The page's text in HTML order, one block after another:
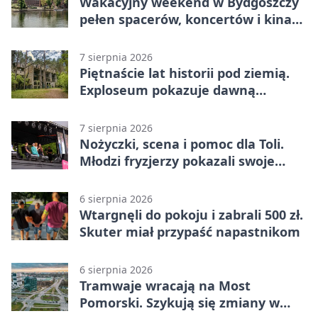
pełen spacerów, koncertów i kina
7 sierpnia 2026
Piętnaście lat historii pod ziemią.
Exploseum pokazuje dawną
7 sierpnia 2026
Nożyczki, scena i pomoc dla Toli.
Młodzi fryzjerzy pokazali swoje
6 sierpnia 2026
Wtargnęli do pokoju i zabrali 500 zł.
Skuter miał przypaść napastnikom
6 sierpnia 2026
Tramwaje wracają na Most
Pomorski. Szykują się zmiany w